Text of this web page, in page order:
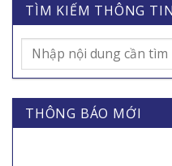
TÌM KIẾM THÔNG TIN
THÔNG BÁO MỚI